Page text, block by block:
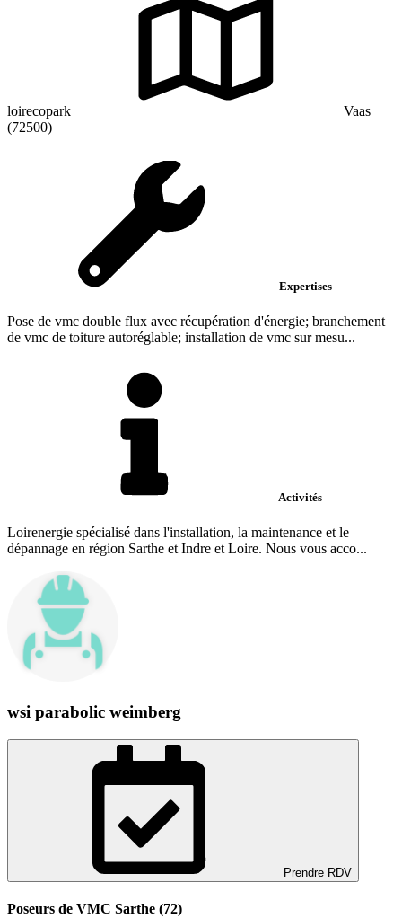
loirecopark
Vaas
(72500)
Expertises
Pose de vmc double flux avec récupération d'énergie; branchement
de vmc de toiture autoréglable; installation de vmc sur mesu...
Activités
Loirenergie spécialisé dans l'installation, la maintenance et le
dépannage en région Sarthe et Indre et Loire. Nous vous acco...
wsi parabolic weimberg
Prendre RDV
Poseurs de VMC Sarthe (72)